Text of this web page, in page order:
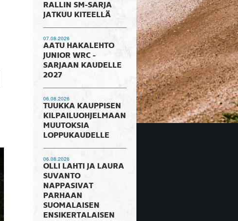
RALLIN SM-SARJA
JATKUU KITEELLÄ
07.08.2026
AATU HAKALEHTO
JUNIOR WRC -
SARJAAN KAUDELLE
2027
06.08.2026
TUUKKA KAUPPISEN
KILPAILUOHJELMAAN
MUUTOKSIA
LOPPUKAUDELLE
06.08.2026
OLLI LAHTI JA LAURA
SUVANTO
NAPPASIVAT
PARHAAN
SUOMALAISEN
ENSIKERTALAISEN